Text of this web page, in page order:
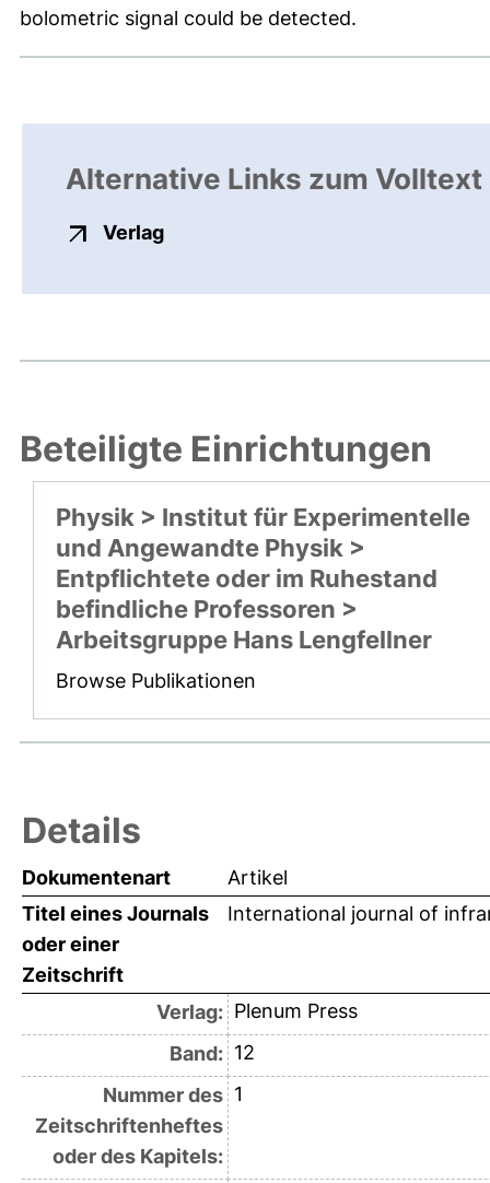
bolometric signal could be detected.
Alternative Links zum Volltext
Verlagexterner Link, öffnet neues
Beteiligte Einrichtungen
Physik > Institut für Experimentelle
und Angewandte Physik >
Entpflichtete oder im Ruhestand
befindliche Professoren >
Arbeitsgruppe Hans Lengfellner
Browse Publikationen
Details
Dokumentenart
Artikel
Titel eines Journals
oder einer
Zeitschrift
International journal of
Verlag: Plenum Press
Band: 12
Nummer des
Zeitschriftenheftes
oder des Kapitels:
1